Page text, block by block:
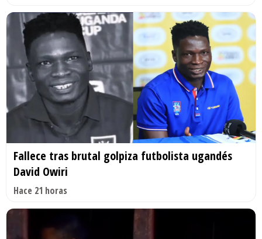
Fallece tras brutal golpiza futbolista ugandés
David Owiri
Hace 21 horas